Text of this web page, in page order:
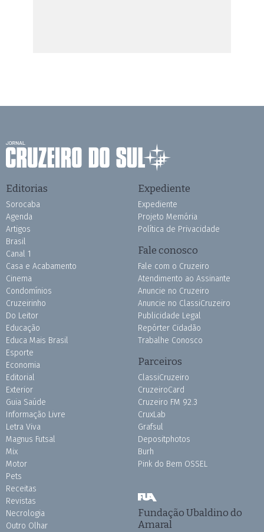
Editorias
Sorocaba
Agenda
Artigos
Brasil
Canal 1
Casa e Acabamento
Cinema
Condomínios
Cruzeirinho
Do Leitor
Educação
Educa Mais Brasil
Esporte
Economia
Editorial
Exterior
Guia Saúde
Informação Livre
Letra Viva
Magnus Futsal
Mix
Motor
Pets
Receitas
Revistas
Necrologia
Outro Olhar
Expediente
Expediente
Projeto Memória
Política de Privacidade
Fale conosco
Fale com o Cruzeiro
Atendimento ao Assinante
Anuncie no Cruzeiro
Anuncie no ClassiCruzeiro
Publicidade Legal
Repórter Cidadão
Trabalhe Conosco
Parceiros
ClassiCruzeiro
CruzeiroCard
Cruzeiro FM 92.3
CruxLab
Grafsul
Depositphotos
Burh
Pink do Bem OSSEL
Fundação Ubaldino do
Amaral